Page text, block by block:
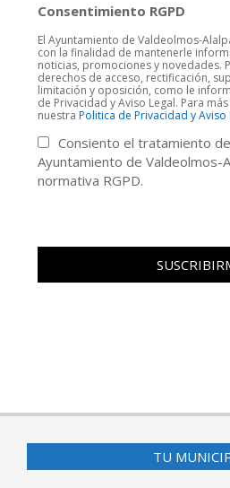
Consentimiento RGPD
El Ayuntamiento de Valdeolmos-
con la finalidad de mantenerle
noticias, promociones y novedades.
derechos de acceso, rectificación,
limitación y oposición, como le
de Privacidad y Aviso Legal. Para
nuestra Politica de Privacidad y Aviso
Consiento el tratamiento
Ayuntamiento de Valdeolmos-
normativa RGPD.
TU